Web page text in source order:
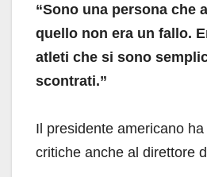
“Sono una persona che
quello non era un fallo.
atleti che si sono
scontrati.”
Il presidente americano
critiche anche al direttore